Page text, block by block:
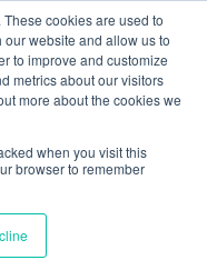
cookies are used to
website and allow us to
to improve and customize
metrics about our visitors
more about the cookies we
when you visit this
browser to remember
Menú